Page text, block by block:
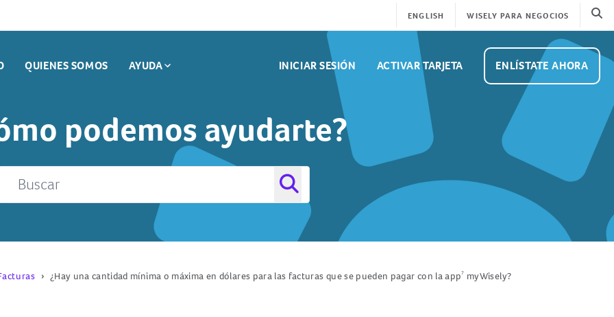
ENGLISH WISELY PARA NEGOCIOS
Ocultas
Mover Dinero
QUIENES SOMOS AYUDA INICIAR SESIÓN ACTIVAR TARJETA ENLÍSTATE AHORA
podemos ayudarte?
¿Hay una cantidad mínima o máxima en dólares para las facturas que se pueden pagar con la app7 myWisely?